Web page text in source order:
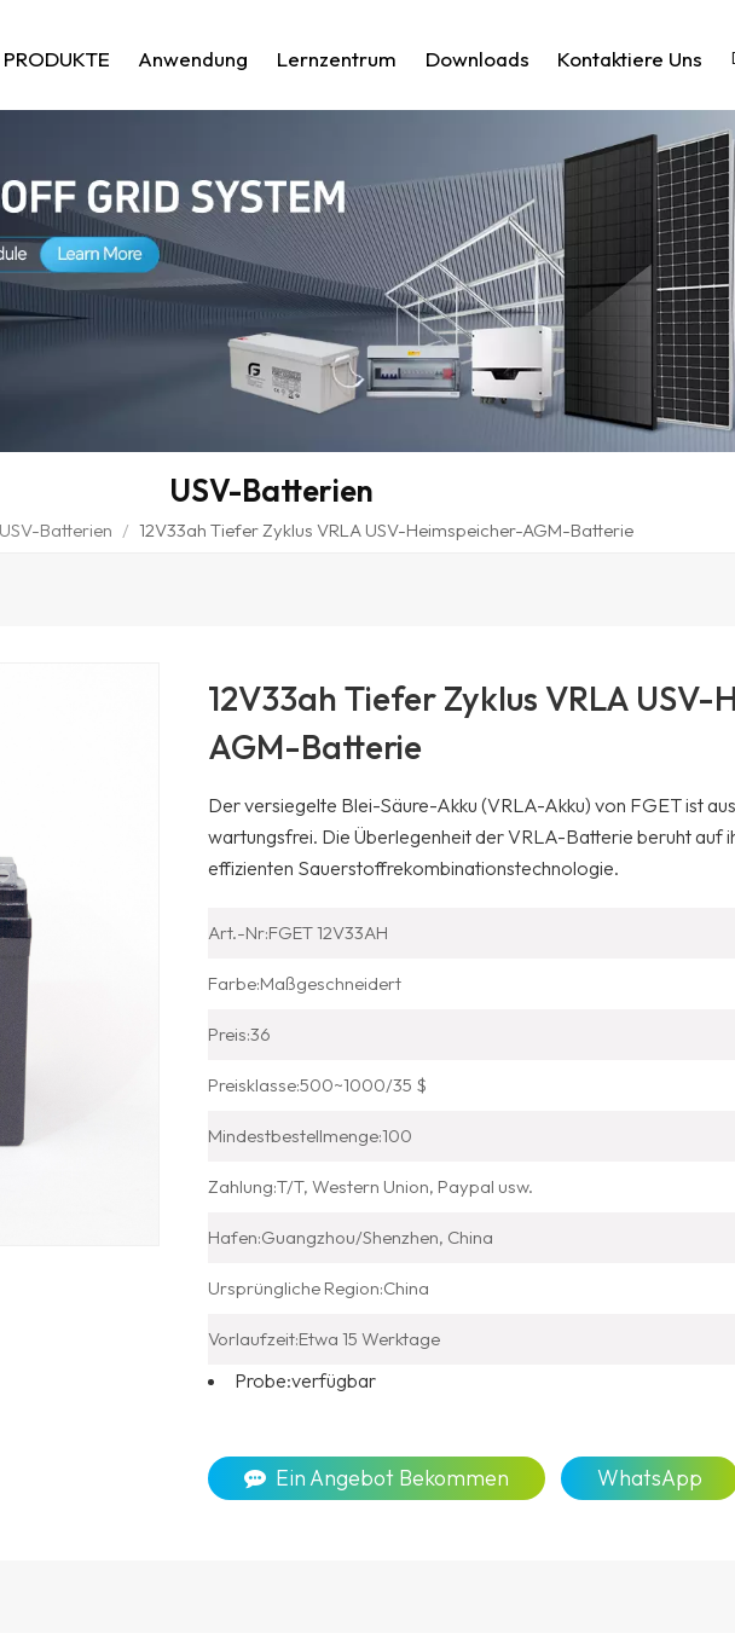
PRODUKTE Anwendung Lernzentrum Downloads Kontaktiere Uns
USV-Batterien
USV-Batterien / 12V33ah Tiefer Zyklus VRLA USV-Heimspeicher-AGM-Batterie
12V33ah Tiefer Zyklus VRLA
AGM-Batterie
Der versiegelte Blei-Säure-Akku (VRLA-Akku) von FGET ist
wartungsfrei. Die Überlegenheit der VRLA-Batterie beruht auf
effizienten Sauerstoffrekombinationstechnologie.
Art.-Nr:FGET 12V33AH
Farbe:Maßgeschneidert
Preis:36
Preisklasse:500~1000/35 $
Mindestbestellmenge:100
Zahlung:T/T, Western Union, Paypal usw.
Hafen:Guangzhou/Shenzhen, China
Ursprüngliche Region:China
Vorlaufzeit:Etwa 15 Werktage
Probe:verfügbar
Ein Angebot Bekommen WhatsApp